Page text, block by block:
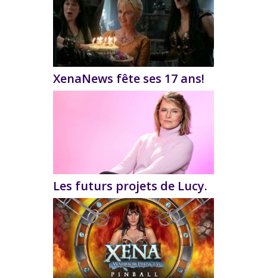
XenaNews fête ses 17 ans!
Les futurs projets de Lucy.